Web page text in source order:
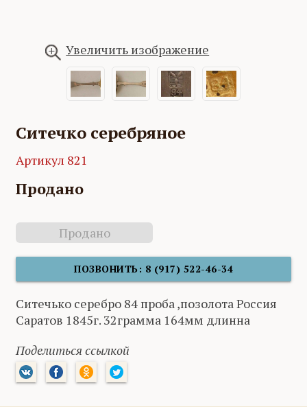
Увеличить изображение
Ситечко серебряное
Артикул 821
Продано
Продано
ПОЗВОНИТЬ: 8 (917) 522-46-34
Ситечько серебро 84 проба ,позолота Россия
Саратов 1845г. 32грамма 164мм длинна
Поделиться ссылкой